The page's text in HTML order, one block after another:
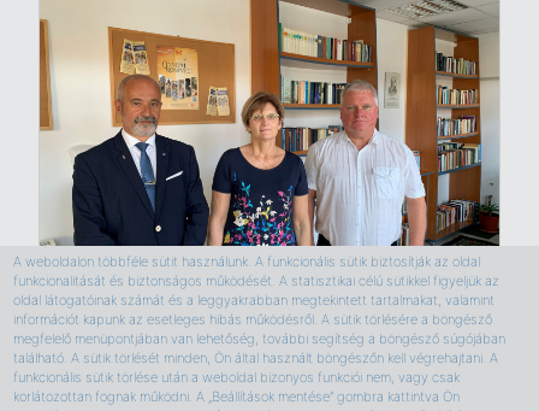
A weboldalon többféle sütit használunk. A funkcionális sütik biztosítják az oldal
funkcionalitását és biztonságos működését. A statisztikai célú sütikkel figyeljük az
oldal látogatóinak számát és a leggyakrabban megtekintett tartalmakat, valamint
információt kapunk az esetleges hibás működésről. A sütik törlésére a böngésző
megfelelő menüpontjában van lehetőség, további segítség a böngésző súgójában
található. A sütik törlését minden, Ön által használt böngészőn kell végrehajtani. A
funkcionális sütik törlése után a weboldal bizonyos funkciói nem, vagy csak
korlátozottan fognak működni. A „Beállítások mentése” gombra kattintva Ön